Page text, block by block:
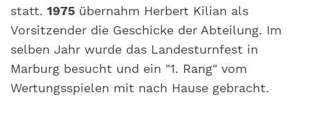
statt. 1975 übernahm Herbert Kilian als
Vorsitzender die Geschicke der Abteilung. Im
selben Jahr wurde das Landesturnfest in
Marburg besucht und ein "1. Rang" vom
Wertungsspielen mit nach Hause gebracht.